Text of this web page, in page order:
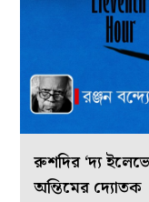
রুশদির ‘দ্য
অন্তিমের দ্যোতক